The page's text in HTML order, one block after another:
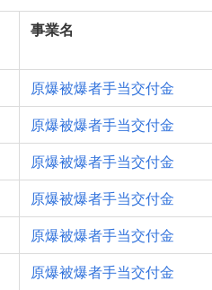
事業名
原爆被爆者手当交付金
原爆被爆者手当交付金
原爆被爆者手当交付金
原爆被爆者手当交付金
原爆被爆者手当交付金
原爆被爆者手当交付金